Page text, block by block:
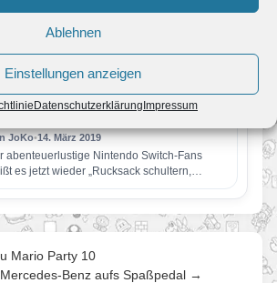
Ablehnen
Einstellungen anzeigen
DatenschutzerklärungImpressum
Gold Slot Maschine Übersicht
Alexander Schmidt•
ganzen Welt sind…
Toad: Treasure Tracker –
JoKo•14. März 2019
abenteuerlustige Nintendo Switch-Fans
es jetzt wieder „Rucksack schultern,
einschalten und auf Schatzsuche
denn ab sofort…
Mario Party 10
Benz aufs Spaßpedal →